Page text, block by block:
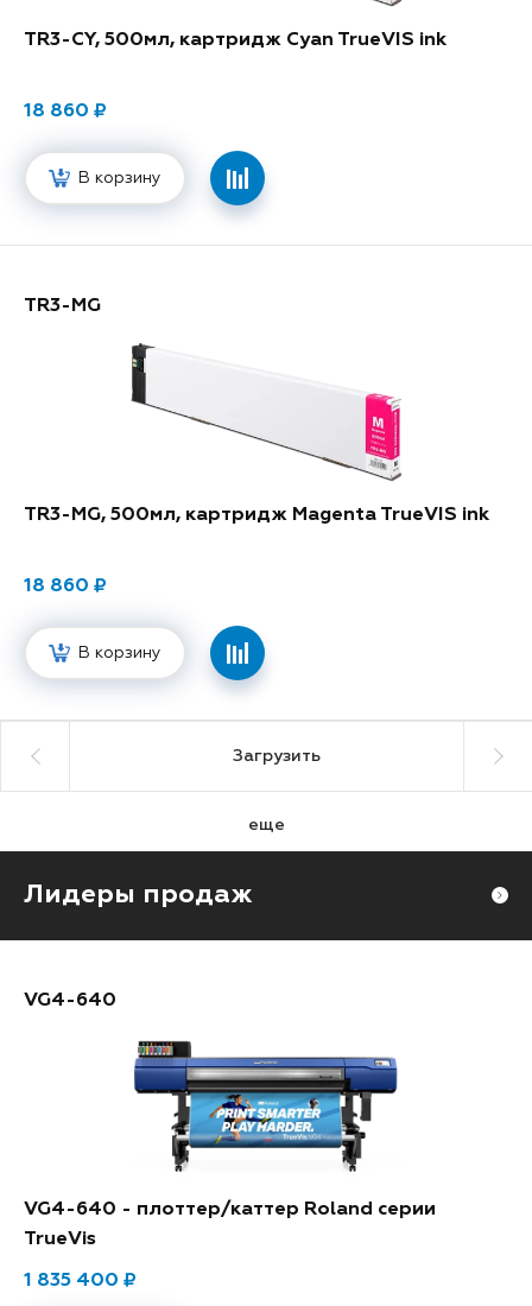
TR3-CY, 500мл, картридж Cyan TrueVIS ink
18 860
В корзину
TR3-MG
TR3-MG, 500мл, картридж Magenta TrueVIS ink
18 860
В корзину
Загрузить
еще
Лидеры продаж
VG4-640
VG4-640 - плоттер/каттер Roland cерии
TrueVis
1 835 400